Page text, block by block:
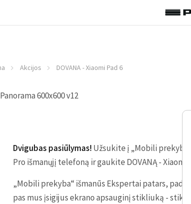
Akcijos DOVANA - Xiaomi Pad 6
Dvigubas pasiūlymas! Užsukite į „Mobili
Pro išmanųjį telefoną ir gaukite DOVANĄ - Xiaomi
„Mobili prekyba“ išmanūs Ekspertai patars,
pas mus įsigijus ekrano apsauginį stikliuką -